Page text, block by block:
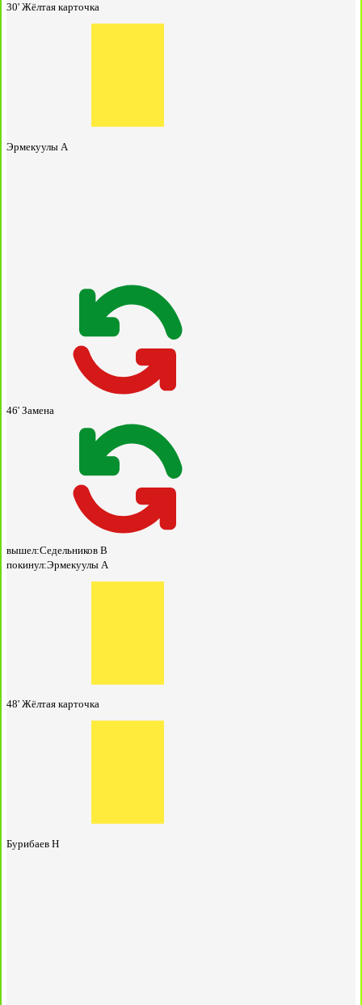
30' Жёлтая карточка
Эрмекуулы А
46' Замена
вышел:Седельников В
покинул:Эрмекуулы А
48' Жёлтая карточка
Бурибаев Н